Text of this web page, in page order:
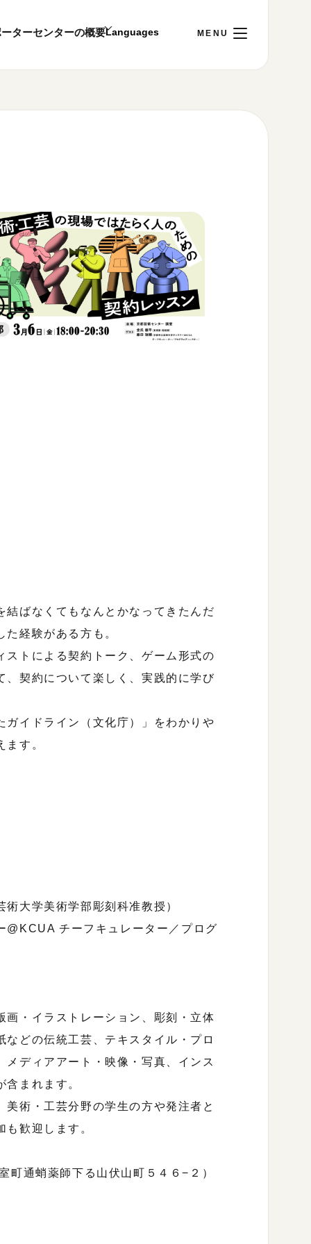
ターセンターの概要
ご利用案内
プライバシーポリシー
結ばなくてもなんとかなってきたんだ
経験がある方も。
トによる契約トーク、ゲーム形式の
、契約について楽しく、実践的に学び
イドライン（文化庁）」をわかりや
す。
大学美術学部彫刻科准教授）
チーフキュレーター／プログ
・イラストレーション、彫刻・立体
どの伝統工芸、テキスタイル・プロ
ディアアート・映像・写真、インス
まれます。
術・工芸分野の学生の方や発注者と
歓迎します。
町通蛸薬師下る山伏山町５４６−２）